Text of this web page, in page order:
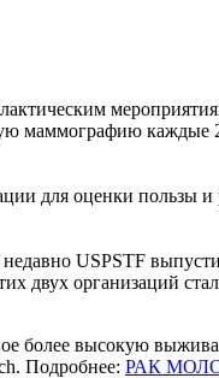
маммографию каждые
для оценки пользы
USPSTF
двух организаций
более высокую
Подробнее: РАК